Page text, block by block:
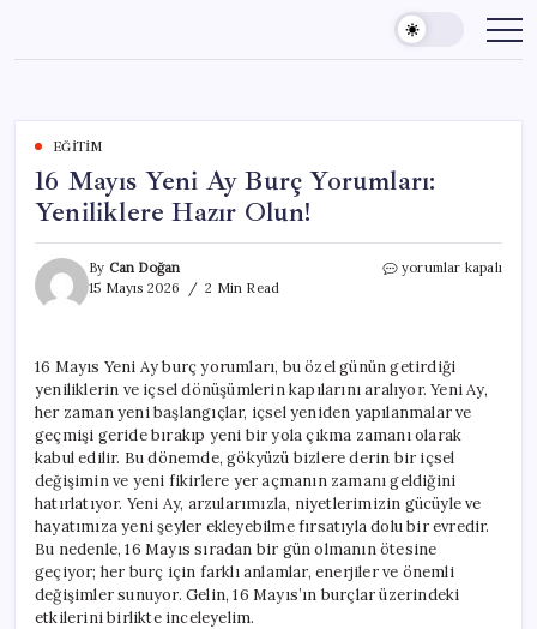
content
EĞITIM
16 Mayıs Yeni Ay Burç Yorumları:
Yeniliklere Hazır Olun!
By Can Doğan
15 Mayıs 2026
2 Min Read
16
Yorumları:
Yeniliklere
Hazır
Olun!
için
yorumlar kapalı
16 Mayıs Yeni Ay burç yorumları, bu özel günün getirdiği
yeniliklerin ve içsel dönüşümlerin kapılarını aralıyor. Yeni Ay,
her zaman yeni başlangıçlar, içsel yeniden yapılanmalar ve
geçmişi geride bırakıp yeni bir yola çıkma zamanı olarak
kabul edilir. Bu dönemde, gökyüzü bizlere derin bir içsel
değişimin ve yeni fikirlere yer açmanın zamanı geldiğini
hatırlatıyor. Yeni Ay, arzularımızla, niyetlerimizin gücüyle ve
hayatımıza yeni şeyler ekleyebilme fırsatıyla dolu bir evredir.
Bu nedenle, 16 Mayıs sıradan bir gün olmanın ötesine
geçiyor; her burç için farklı anlamlar, enerjiler ve önemli
değişimler sunuyor. Gelin, 16 Mayıs’ın burçlar üzerindeki
etkilerini birlikte inceleyelim.